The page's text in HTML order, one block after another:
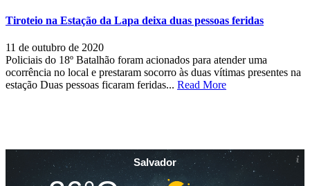
Tiroteio na Estação da Lapa deixa duas pessoas feridas
11 de outubro de 2020
Policiais do 18º Batalhão foram acionados para atender uma
ocorrência no local e prestaram socorro às duas vítimas presentes na
estação Duas pessoas ficaram feridas... Read More
Salvador